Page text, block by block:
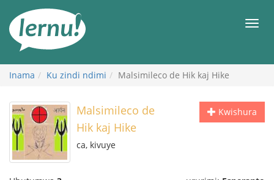
rupapuro
rw'ibirimwo
Inama Ku zindi ndimi Malsimileco de Hik kaj Hike
Kwishura
Malsimileco de
Hik kaj Hike
ca, kivuye